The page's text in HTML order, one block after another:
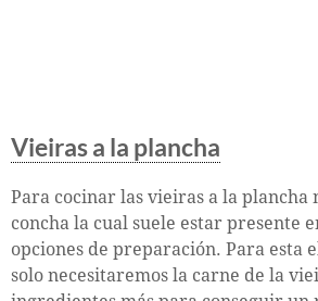
Vieiras a la plancha
Para cocinar las vieiras a la plancha
concha la cual suele estar presente
opciones de preparación. Para esta
solo necesitaremos la carne de la